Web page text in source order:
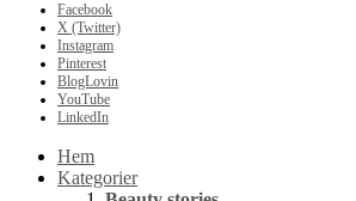
Facebook
X (Twitter)
Instagram
Pinterest
BlogLovin
YouTube
LinkedIn
Hem
Kategorier